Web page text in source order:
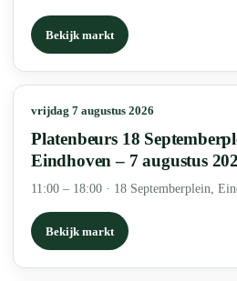
Bekijk markt
vrijdag 7 augustus 2026
Platenbeurs 18
Eindhoven – 7 augustus
11:00 – 18:00 · 18 Septemberplein,
Bekijk markt